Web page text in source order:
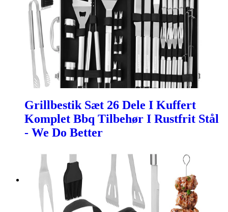
Grillbestik Sæt 26 Dele I Kuffert
Komplet Bbq Tilbehør I Rustfrit Stål
- We Do Better